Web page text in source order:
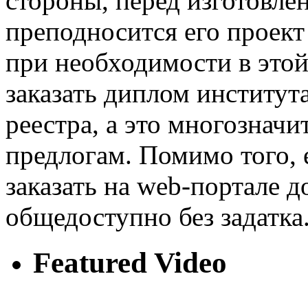
преподносится его
при необходимости в
заказать диплом
реестра, а это
предлогам. Помимо того,
заказать на web-портале
общедоступно без
Featured Video